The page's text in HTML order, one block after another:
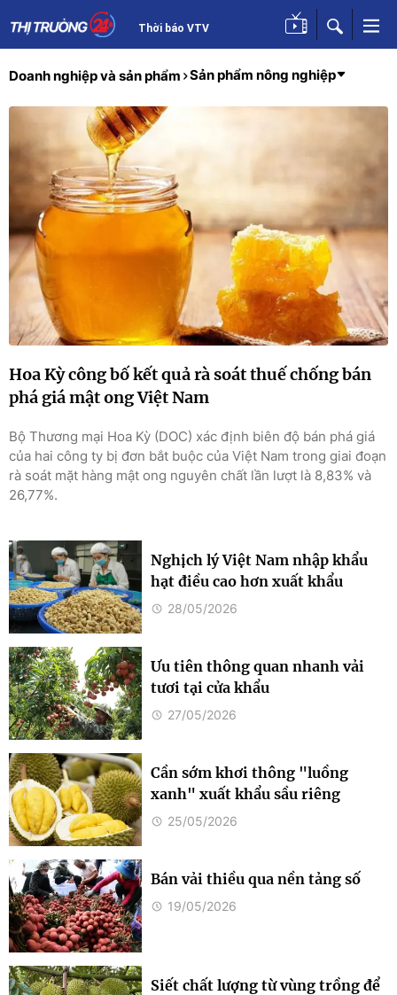
Thời báo VTV
Doanh nghiệp và sản phẩm Sản phẩm nông nghiệp
Hoa Kỳ công bố kết quả rà soát thuế chống bán
phá giá mật ong Việt Nam
Bộ Thương mại Hoa Kỳ (DOC) xác định biên độ bán phá giá
của hai công ty bị đơn bắt buộc của Việt Nam trong giai đoạn
rà soát mặt hàng mật ong nguyên chất lần lượt là 8,83% và
26,77%.
Nghịch lý Việt Nam nhập khẩu
hạt điều cao hơn xuất khẩu
28/05/2026
Ưu tiên thông quan nhanh vải
tươi tại cửa khẩu
27/05/2026
Cần sớm khơi thông "luồng
xanh" xuất khẩu sầu riêng
25/05/2026
Bán vải thiều qua nền tảng số
19/05/2026
Siết chất lượng từ vùng trồng để